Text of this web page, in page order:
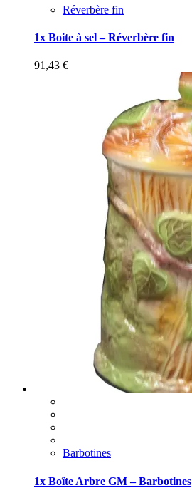
Réverbère fin
1x Boite à sel – Réverbère fin
91,43 €
Barbotines
1x Boîte Arbre GM – Barbotines